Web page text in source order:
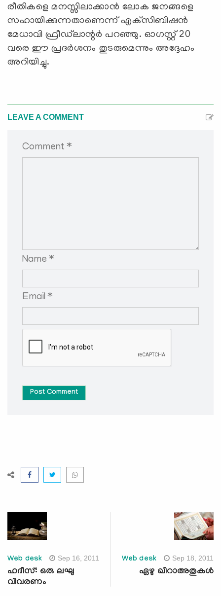
രീതികളെ മനസ്സിലാക്കാന്‍ ലോക ജനങ്ങളെ
സഹായിക്കുന്നതാണെന്ന് എക്‌സിബിഷന്‍
മേധാവി ഫ്രീഡ്‌ലാന്റര്‍ പറഞ്ഞു. ഓഗസ്റ്റ് 20
വരെ ഈ പ്രദര്‍ശനം തുടരുമെന്നും അദ്ദേഹം
അറിയിച്ചു.
LEAVE A COMMENT
Comment *
Name *
Email *
Post Comment
Web desk Sep 16, 2011
ഹദീസ്: ഒരു ലഘു
വിവരണം
Web desk Sep 18, 2011
ഏഴു ഖിറാഅതുകള്‍